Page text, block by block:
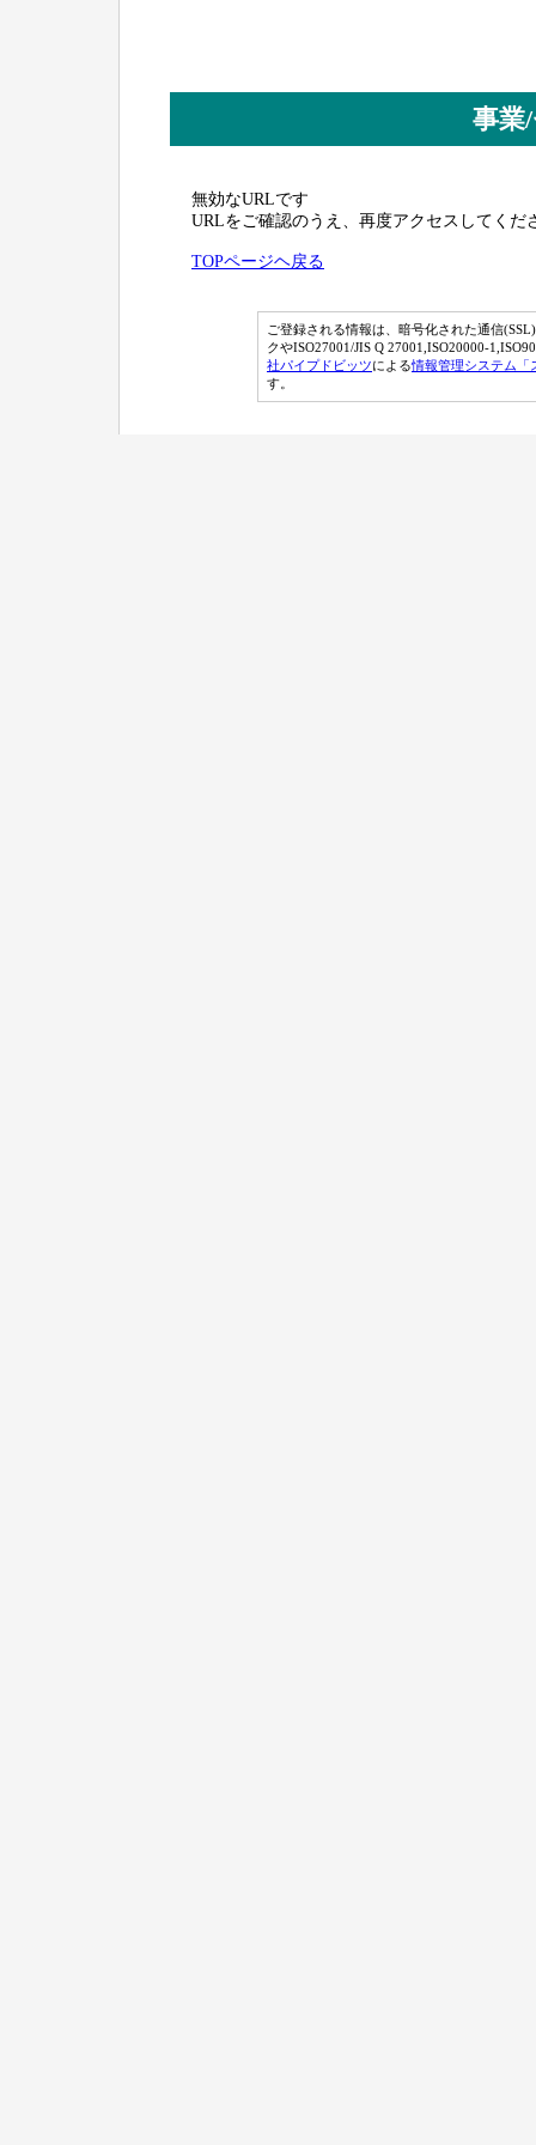
事業
無効なURLです
URLをご確認のうえ、再度アクセスしてくだ
TOPページヘ戻る
ご登録される情報は、暗号化された通信
クやISO27001/JIS Q 27001,ISO20000-
社パイプドビッツによる情報管理システム「
す。